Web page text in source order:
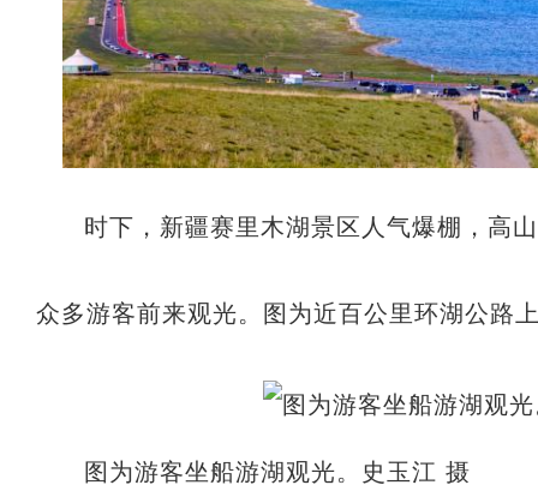
时下，新疆赛里木湖景区人气爆棚，高
众多游客前来观光。图为近百公里环湖公路
图为游客坐船游湖观光。史玉江 摄